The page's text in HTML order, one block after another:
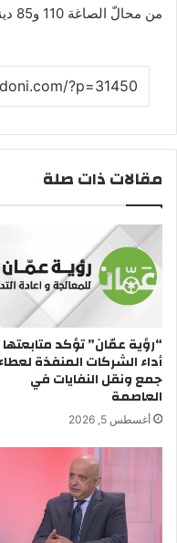
من محالّ الصاغة 110 و85 دينارا على الترتيب.
مقالات ذات صلة
“رؤية عمّان” تؤكد متابعتها
أداء الشركات المنفذة
جمع ونقل النفايات في
العاصمة
أغسطس 5, 2026